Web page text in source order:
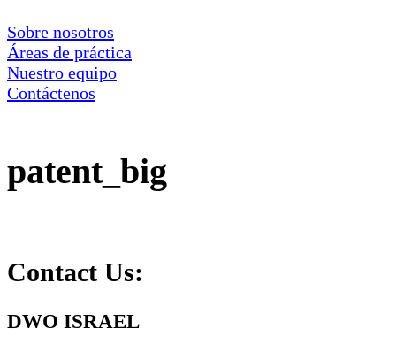
Sobre nosotros
Áreas de práctica
Nuestro equipo
Contáctenos
patent_big
Contact Us:
DWO ISRAEL